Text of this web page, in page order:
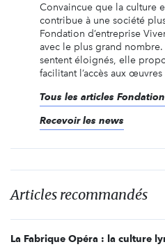
Convaincue que la culture
contribue à une société
Fondation d’entreprise
avec le plus grand nombre.
sentent éloignés, elle
facilitant l’accès aux œuvres
Tous les articles
Recevoir les news
Articles recommandés
La Fabrique Opéra : la culture